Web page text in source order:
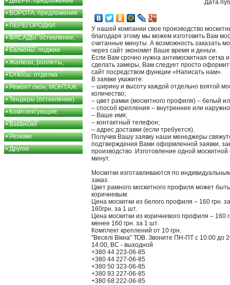
•ВОРОТА: предложение
•ПЕРЕГОРОДКИ:
предложение
•ФАСАДЫ: остекление,
утепление
•Балконы, лоджии
•Жалюзи, роллеты,
шторы
•Откосы: отделка
•Ремонт окон, МОНТАЖ
•Тендеры (остекление)
•Комплектующие,
материалы
•Вакансии
•Резюме
•Другое
Дата
У нашей компании свое производство
благодаря этому мы можем изготовить Вам
считанные минуты. А возможность заказать
через сайт экономит Ваше время и деньги.
Если Вам срочно нужна антимоскитная сетка
сделать замеры, Вам следует просто
сайт посредством функции «Написать нам».
В заявке укажите:
– ширину и высоту каждой отдельно взятой
количество;
– цвет рамки (москитного профиля) – белый
– способ крепления – внутреннее или
– Ваше имя;
– контактный телефон;
– адрес доставки (если требуется).
Получив Вашу заявку наши менеджеры
подтверждения Вами оформленной заявки,
производство. Изготовление одной
минут.
Москитки изготавливаются по
заказ.
Цвет рамного москитного профиля может
коричневым.
Цена москитки из белого профиля – 160 грн.
160грн. за 1 шт.
Цена москитки из коричневого профиля – 160
менее 160 грн. за 1 шт.
Комплект креплений от 10 грн.
"Веселi Вiкна" ТОВ. Звоните ПН-ПТ с 10:00 до
14:00, ВС - выходной
+380 44 223-06-85
+380 44 227-06-85
+380 50 323-06-85
+380 93 227-06-85
+380 68 222-06-85